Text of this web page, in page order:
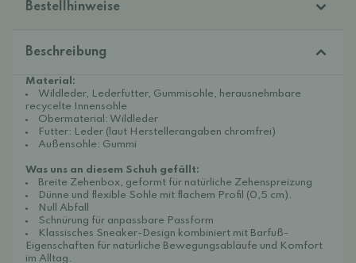
Bestellhinweise
Beschreibung
Material:
Wildleder, Lederfutter, Gummisohle, herausnehmbare
recycelte Innensohle
Obermaterial: Wildleder
Futter: Leder (laut Herstellerangaben chromfrei)
Außensohle: Gummi
Was uns an diesem Schuh gefällt:
Breite Zehenbox, geformt für natürliche Zehenspreizung
Dünne und flexible Sohle mit flachem Profil (0,5 cm).
Null Abfall
Schnürung für anpassbare Passform
Klassisches Sneaker-Design kombiniert mit Barfuß-
Eigenschaften für natürliche Bewegungsabläufe und Komfort
im Alltag.